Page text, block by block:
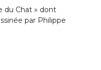
du Chat » dont
par Philippe